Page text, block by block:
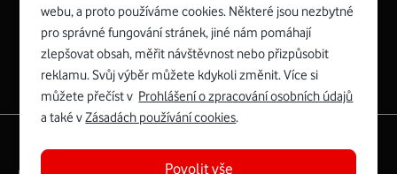
Zyxel VMG8623-T50B:
Rozměry modemu jsou 16 x 22 x 7,5 cm (včetně stojánku)
a nabízí 4 gigabitové LAN porty a bezdrátové připojení Wi-
Fi ve verzích 802.11 b/g/n/ac pro frekvenci 2,4 GHz a
Mb/s.
Spojte se s Vodafonem
webu, a proto používáme cookies. Některé jsou nezbytné
pro správné fungování stránek, jiné nám pomáhají
zlepšovat obsah, měřit návštěvnost nebo přizpůsobit
reklamu. Svůj výběr můžete kdykoli změnit. Více si
můžete přečíst v Prohlášení o zpracování osobních údajů
a také vZásadách používání cookies.
Povolit vše